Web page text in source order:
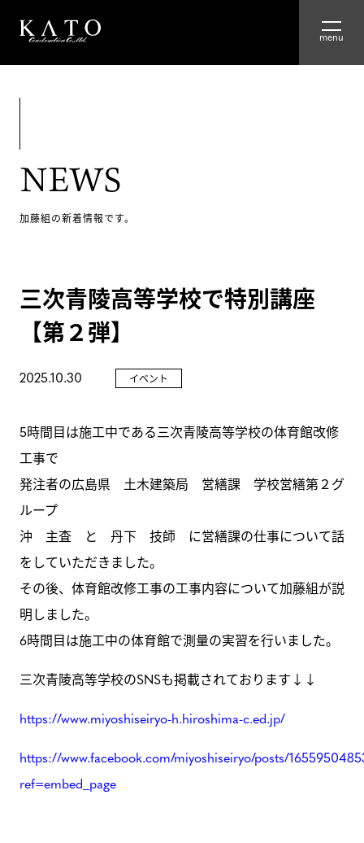
COMPANY
NEWS
NEWS
加藤組の新着情報です。
三次青陵高等学校で特別講座
【第２弾】
2025.10.30 イベント
5時間目は施工中である三次青陵高等学校の体育館改修
工事で
発注者の広島県 土木建築局 営繕課 学校営繕第２グ
ループ
沖 主査 と 丹下 技師 に営繕課の仕事について話
をしていただきました。
その後、体育館改修工事の工事内容について加藤組が説
明しました。
6時間目は施工中の体育館で測量の実習を行いました。
三次青陵高等学校のSNSも掲載されております↓↓
https://www.miyoshiseiryo-h.hiroshima-c.ed.jp/
https://www.facebook.com/miyoshiseiryo/posts/
ref=embed_page